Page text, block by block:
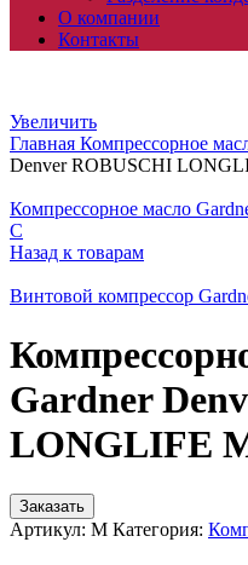
О компании
Контакты
Увеличить
Главная Компрессорное
Denver ROBUSCHI
Компрессорное масло
C
Назад к товарам
Винтовой компрессор
Gardner
LONGLIFE
Заказать
Артикул: M Категория: